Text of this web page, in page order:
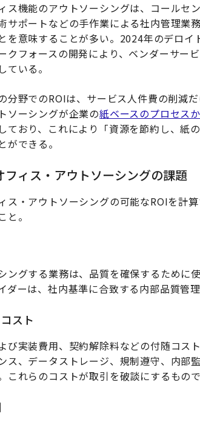
ス機能のアウトソーシングは、コールセ
サポートなどの手作業による社内管理業
を意味することが多い。2024年のデロイ
クフォースの開発により、ベンダーサー
ている。
分野でのROIは、サービス人件費の削
ソーシングが企業の紙ベースのプロセス
ており、これにより「資源を節約し、紙
ができる。
フィス・アウトソーシングの課題
ス・アウトソーシングの可能なROIを計
と。
ングする業務は、品質を確保するために
ダーは、社内基準に合致する内部品質管
スト
び実装費用、契約解除料などの付随コス
ス、データストレージ、規制遵守、内部
これらのコストが取引を破談にするもの